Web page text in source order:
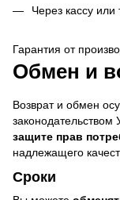
Через кассу
Гарантия от
Обмен и
Возврат и обмен
законодательством
защите прав
надлежащего
Сроки